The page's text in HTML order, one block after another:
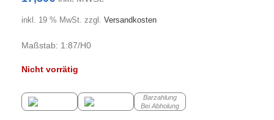
inkl. 19 % MwSt. zzgl. Versandkosten
Maßstab: 1:87/H0
Nicht vorrätig
Barzahlung
Bei Abholung